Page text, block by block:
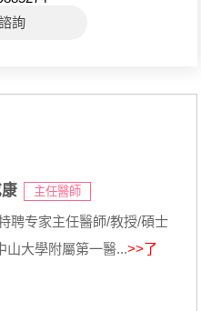
詢
主任醫師
聘专家主任醫師/教授/碩士
山大學附屬第一醫...>>了